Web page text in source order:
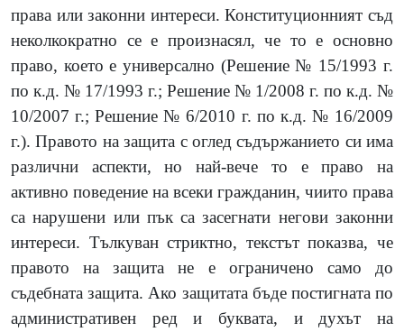
права или законни интереси. Конституционният съд
неколкократно се е произнасял, че то е основно
право, което е универсално (Решение № 15/1993 г.
по к.д. № 17/1993 г.; Решение № 1/2008 г. по к.д. №
10/2007 г.; Решение № 6/2010 г. по к.д. № 16/2009
г.). Правото на защита с оглед съдържанието си има
различни аспекти, но най-вече то е право на
активно поведение на всеки гражданин, чиито права
са нарушени или пък са засегнати негови законни
интереси. Тълкуван стриктно, текстът показва, че
правото на защита не е ограничено само до
съдебната защита. Ако защитата бъде постигната по
административен ред и буквата, и духът на